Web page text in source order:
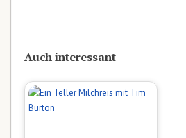
Auch interessant